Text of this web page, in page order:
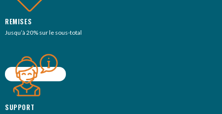
REMISES
Jusqu’à 20% sur le sous-total
SUPPORT